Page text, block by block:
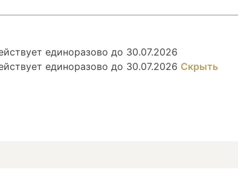
единоразово до 30.07.2026
единоразово до 30.07.2026 Скрыть